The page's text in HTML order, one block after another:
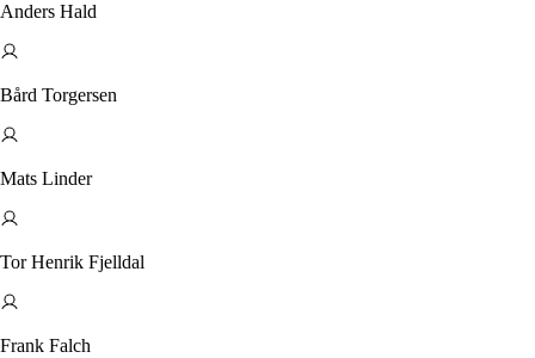
Anders Hald
Bård Torgersen
Mats Linder
Tor Henrik Fjelldal
Frank Falch